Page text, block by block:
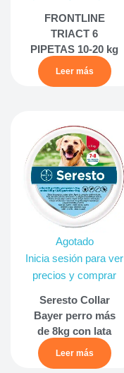
FRONTLINE
TRIACT 6
PIPETAS 10-20 kg
Leer más
Agotado
Inicia sesión para ver
precios y comprar
Seresto Collar
Bayer perro más
de 8kg con lata
Leer más